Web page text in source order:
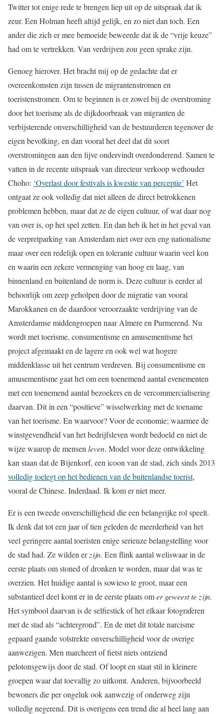
Twitter tot enige rede te brengen liep uit op de uitspraak dat ik
zeur. Een Holman heeft altijd gelijk, en zo niet dan toch. Een
ander die zich er mee bemoeide beweerde dat ik de “vrije keuze”
had om te vertrekken. Van verdrijven zou geen sprake zijn.
Genoeg hierover. Het bracht mij op de gedachte dat er
overeenkomsten zijn tussen de migrantenstromen en
toeristenstromen. Om te beginnen is er zowel bij de overstroming
door het toerisme als de dijkdoorbraak van migranten de
verbijsterende onverschilligheid van de bestuurderen tegenover de
eigen bevolking, en dan vooral het deel dat dit soort
overstromingen aan den lijve ondervindt overdonderend. Samen te
vatten in de recente uitspraak van directeur verkoopwethouder
Choho: ‘Overlast door festivals is kwestie van perceptie’ Het
ontgaat ze ook volledig dat niet alleen de direct betrokkenen
problemen hebben, maar dat ze de eigen cultuur, of wat daar nog
van over is, op het spel zetten. En dan heb ik het in het geval van
de verpretparking van Amsterdam niet over een eng nationalisme
maar over een redelijk open en tolerante cultuur waarin veel kon
en waarin een zekere vermenging van hoog en laag, van
binnenland en buitenland de norm is. Deze cultuur is eerder al
behoorlijk om zeep geholpen door de migratie van vooral
Marokkanen en de daardoor veroorzaakte verdrijving van de
Amsterdamse middengroepen naar Almere en Purmerend. Nu
wordt met toerisme, consumentisme en amusementisme het
project afgemaakt en de lagere en ook wel wat hogere
middenklasse uit het centrum verdreven. Bij consumentisme en
amusementisme gaat het om een toenemend aantal evenementen
met een toenemend aantal bezoekers en de vercommercia­lisering
daarvan. Dit in een “positieve” wisselwerking met de toename
van het toerisme. En waarvoor? Voor de economie; waarmee de
winstgevendheid van het bedrijfsleven wordt bedoeld en niet de
wijze waarop de mensen leven. Model voor deze ontwikkeling
kan staan dat de Bijenkorf, een icoon van de stad, zich sinds 2013
volledig toelegt op het bedienen van de buitenlandse toerist,
vooral de Chinese. Inderdaad. Ik kom er niet meer.
Er is een tweede onverschilligheid die een belangrijke rol speelt.
Ik denk dat tot een jaar of tien geleden de meerderheid van het
veel geringere aantal toeristen enige serieuze belangstelling voor
de stad had. Ze wilden erzijn. Een flink aantal weliswaar in de
eerste plaats om stoned of dronken te worden, maar dat was te
overzien. Het huidige aantal is sowieso te groot, maar een
substantieel deel komt er in de eerste plaats omer geweest te zijn.
Het symbool daarvan is de selfiestick of het elkaar fotograferen
met de stad als “achtergrond”. En de met dit totale narcisme
gepaard gaande volstrekte onverschilligheid voor de overige
aanwezigen. Men marcheert of fietst niets ontziend
pelotonsgewijs door de stad. Of loopt en staat stil in kleinere
groepen waar dat toevallig zo uitkomt. Anderen, bijvoorbeeld
bewoners die per ongeluk ook aanwezig of onderweg zijn
volledig negerend. Dit is overigens een trend die al heel lang aan